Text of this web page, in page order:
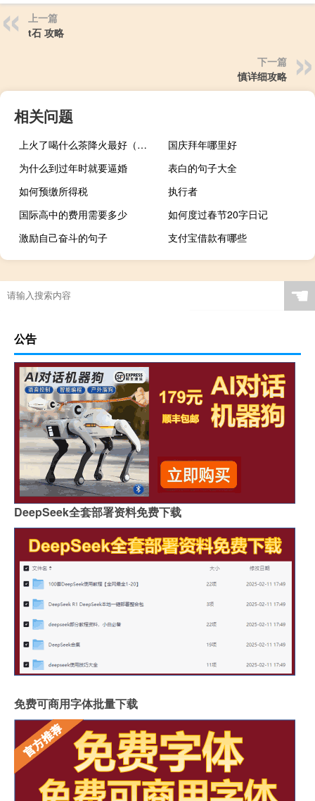
上一篇
t石 攻略
下一篇
慎详细攻略
相关问题
上火了喝什么茶降火最好（上火了吃什么降火最快）
国庆拜年哪里好
为什么到过年时就要逼婚
表白的句子大全
如何预缴所得税
执行者
国际高中的费用需要多少
如何度过春节20字日记
激励自己奋斗的句子
支付宝借款有哪些
☚
公告
DeepSeek全套部署资料免费下载
免费可商用字体批量下载